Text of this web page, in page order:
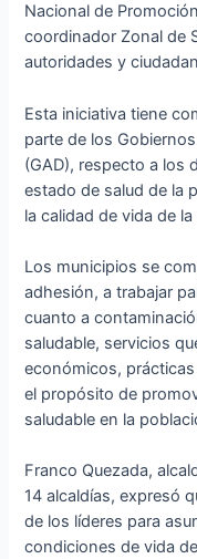
Nacional de
coordinador Zonal de
autoridades y
Esta iniciativa tiene
parte de los
(GAD), respecto a los
estado de salud de la
la calidad de vida de
Los municipios se
adhesión, a trabajar
cuanto a
saludable, servicios
económicos,
el propósito de
saludable en la
Franco Quezada,
14 alcaldías, expresó
de los líderes para
condiciones de vida